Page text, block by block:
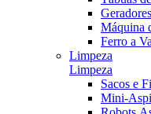
Geradores
Máquina
Ferro a
Limpeza
Limpeza
Sacos e
Mini-